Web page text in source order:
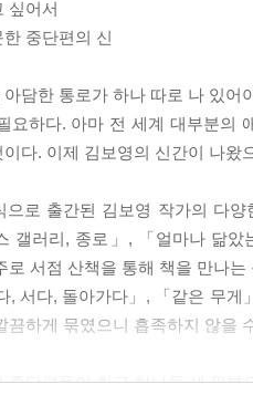
싶어서
중단편의 신
담한 통로가 하나 따로 나 있
요하다. 아마 전 세계 대부분의
다. 이제 김보영의 신간이 나
으로 출간된 김보영 작가의 다
갤러리, 종로」, 「얼마나 닮았
로 서점 산책을 통해 책을 만나
, 서다, 돌아가다」, 「같은 무
끔하게 묶였으니 흡족하지 않을
중단편들이 최근 하나둘 새 판